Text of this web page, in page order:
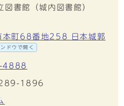
書館（城内図書館）
町68番地258 日本城郭
ドウで開く
4888
289-1896